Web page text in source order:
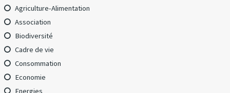
Agriculture-Alimentation
Association
Biodiversité
Cadre de vie
Consommation
Economie
Energies